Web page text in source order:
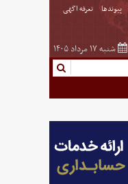
پیوندها تعرفه اگهی
شنبه ۱۷ مرداد ۱۴۰۵